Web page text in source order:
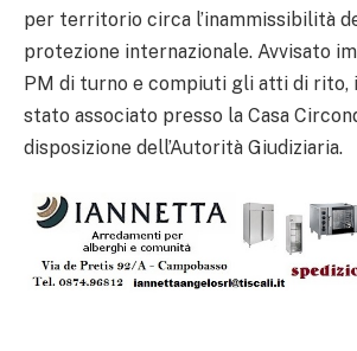
per territorio circa l’inammissibilità
protezione internazionale. Avvisato
PM di turno e compiuti gli atti di rito,
stato associato presso la Casa
disposizione dell’Autorità Giudiziaria.